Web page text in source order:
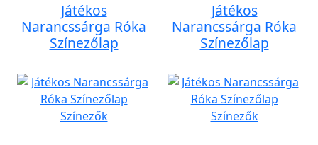
Játékos
Narancssárga Róka
Színezőlap
Játékos
Narancssárga Róka
Színezőlap